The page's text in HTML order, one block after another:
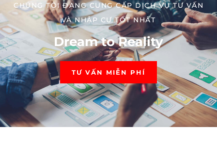
CHÚNG TÔI ĐANG CUNG CẤP DỊCH VỤ TƯ VẤN
VÀ NHẬP CƯ TỐT NHẤT​
Dream to Reality
TƯ VẤN MIỄN PHÍ